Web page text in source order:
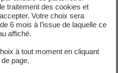
Environnement).
traitement des cookies et
Votre choix sera
6 mois à l’issue de laquelle ce
affiché.
à tout moment en cliquant
page.